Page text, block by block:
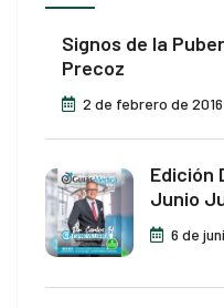
Forum
escort
giriş
Signos de la
Precoz
2 de febrero de 2016
Edición
Junio
6 de